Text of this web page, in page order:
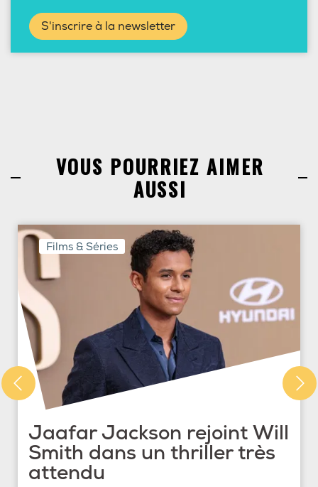
S'inscrire à la newsletter
VOUS POURRIEZ AIMER
AUSSI
Films & Séries
Jaafar Jackson rejoint Will
Smith dans un thriller très
attendu